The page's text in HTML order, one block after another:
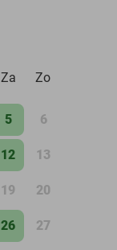
Za Zo
5 6
12 13
19 20
26 27